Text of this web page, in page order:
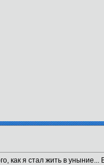
как я стал жить в